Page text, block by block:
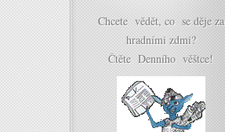
Chcete vědět, co se děje za
hradními zdmi?
Čtěte Denního věštce!